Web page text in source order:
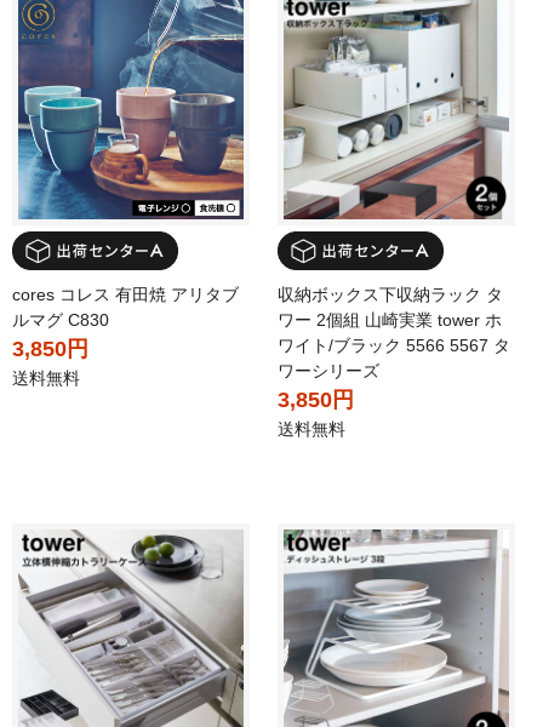
cores コレス 有田焼 アリタブ
ルマグ C830
3,850円
送料無料
収納ボックス下収納ラック タ
ワー 2個組 山崎実業 tower ホ
ワイト/ブラック 5566 5567 タ
ワーシリーズ
3,850円
送料無料